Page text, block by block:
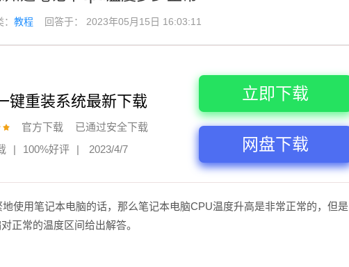
：教程 回答于： 2023年05月15日 16:03:11
键重装系统最新下载
官方下载
已通过安全下载
| 100%好评 | 2023/4/7
立即下载
网盘下载
使用笔记本电脑的话，那么笔记本电脑CPU温度升高是非常正常的，但是
正常的温度区间给出解答。